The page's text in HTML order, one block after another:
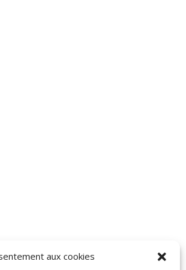
aux cookies